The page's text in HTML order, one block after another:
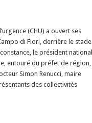
(CHU) a ouvert ses
di Fiori, derrière le stade
le président national
entouré du préfet de région,
Simon Renucci, maire
des collectivités